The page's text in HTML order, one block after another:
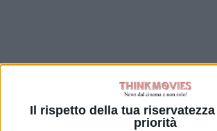
Il rispetto della tua
priorità